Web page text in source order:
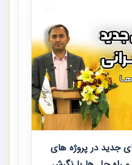
جدید در پروژه های